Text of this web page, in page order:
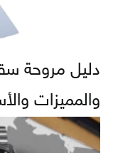
دليل مروحة
والمميزات